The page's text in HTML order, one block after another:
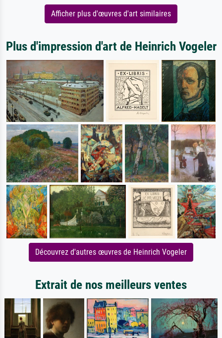
Afficher plus d'œuvres d'art similaires
Plus d'impression d'art de Heinrich Vogeler
Découvrez d'autres œuvres de Heinrich Vogeler
Extrait de nos meilleurs ventes